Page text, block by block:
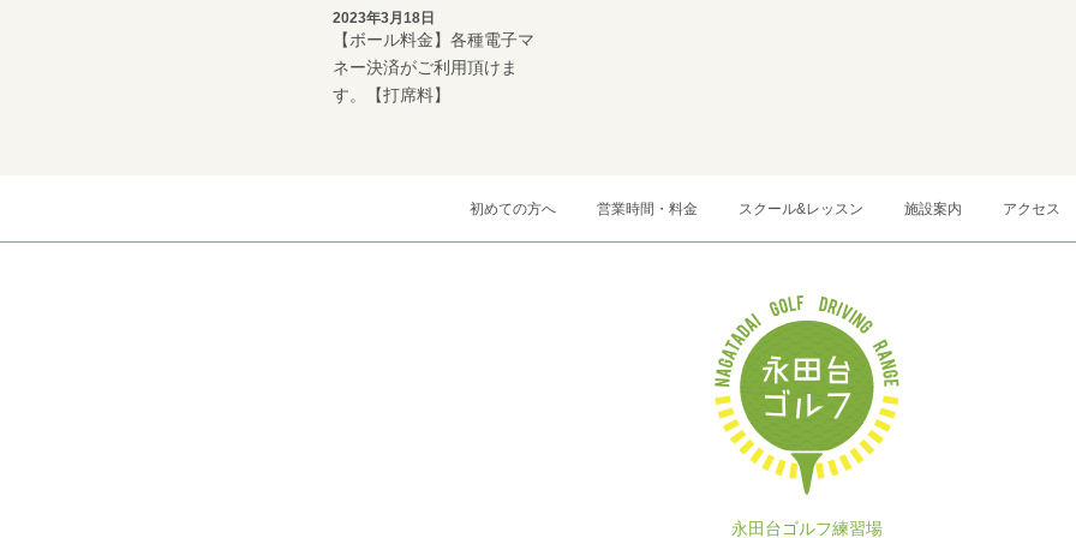
2023年3月18日
【ボール料金】各種電子マ
ネー決済がご利用頂けま
す。【打席料】
初めての方へ 営業時間・料金 スクール&レッスン 施設案内 アクセス
永田台ゴルフ練習場